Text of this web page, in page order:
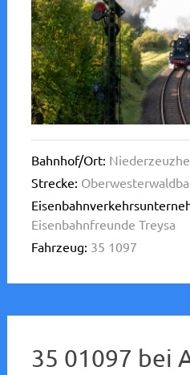
Bahnhof/Ort:
Strecke:
Eisenbahnfreunde Treysa
Fahrzeug: 35 1097
35 01097 bei